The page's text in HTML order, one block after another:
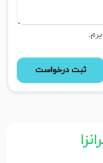
ثبت درخواست